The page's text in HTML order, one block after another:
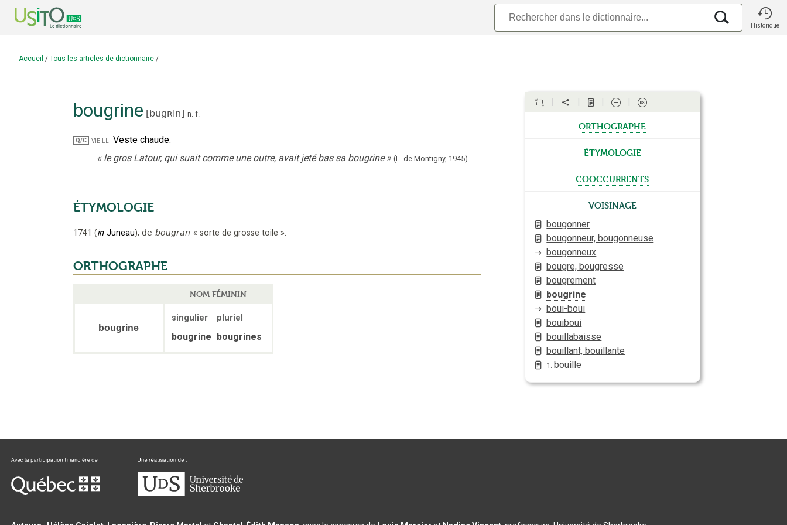
Historique
Accueil / Tous les articles de dictionnaire /
bougrine [bugʀin] n. f.
Q/C vieilli Veste chaude.
« le gros Latour, qui suait comme une outre, avait jeté bas sa bougrine » (L. de Montigny, 1945).
ÉTYMOLOGIE
1741 (in Juneau); de bougran « sorte de grosse toile ».
ORTHOGRAPHE
NOM FÉMININ
bougrine
singulier pluriel
bougrine bougrines
orthographe
étymologie
cooccurrents
Voisinage
bougonner
bougonneur, bougonneuse
bougonneux
bougre, bougresse
bougrement
bougrine
boui-boui
bouiboui
bouillabaisse
bouillant, bouillante
1. bouille